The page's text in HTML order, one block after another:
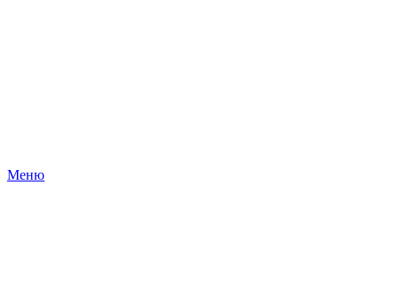
Меню